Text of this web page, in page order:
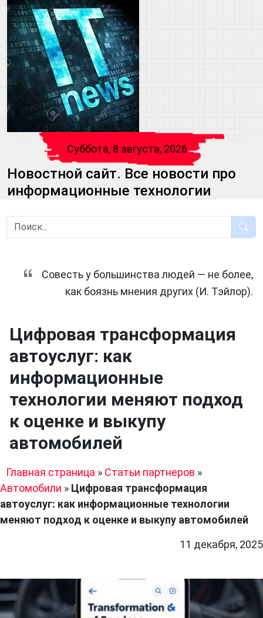
Суббота, 8 августа, 2026
Новостной сайт. Все новости про
информационные технологии
Совесть у большинства людей — не более,
как боязнь мнения других (И. Тэйлор).
Цифровая трансформация
автоуслуг: как
информационные
технологии меняют подход
к оценке и выкупу
автомобилей
Главная страница » Статьи партнеров »
Автомобили » Цифровая трансформация
автоуслуг: как информационные технологии
меняют подход к оценке и выкупу автомобилей
11 декабря, 2025